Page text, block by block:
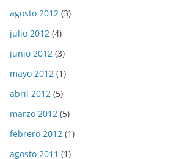
agosto 2012 (3)
julio 2012 (4)
junio 2012 (3)
mayo 2012 (1)
abril 2012 (5)
marzo 2012 (5)
febrero 2012 (1)
agosto 2011 (1)